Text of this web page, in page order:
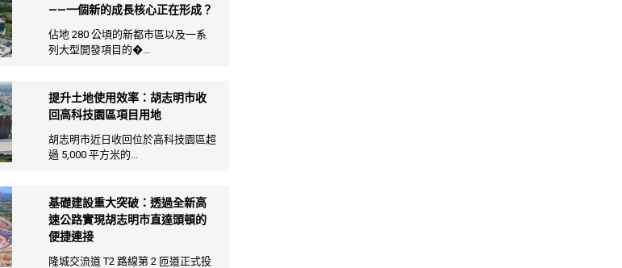
——一個新的成長核心正在形成？
佔地 280 公頃的新都市區以及一系
列大型開發項目的�...
提升土地使用效率：胡志明市收
回高科技園區項目用地
胡志明市近日收回位於高科技園區超
過 5,000 平方米的...
基礎建設重大突破：透過全新高
速公路實現胡志明市直達頭頓的
便捷連接
隆城交流道 T2 路線第 2 匝道正式投